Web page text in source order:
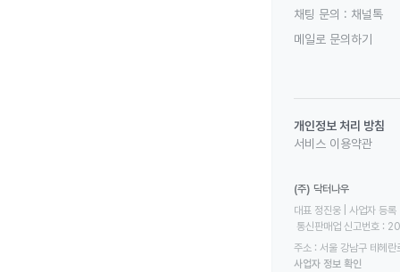
채팅 문의 : 채널톡
메일로 문의하기
개인정보 처리 방침
서비스 이용약관
(주) 닥터나우
대표 정진웅 | 사업자
통신판매업 신고번호
주소 : 서울 강남구 테헤
사업자 정보 확인